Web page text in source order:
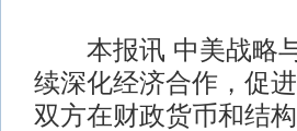
本报讯 中美战略与
续深化经济合作，促
双方在财政货币和结